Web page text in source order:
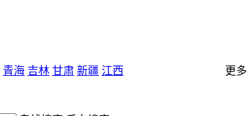
青海 吉林 甘肃 新疆 江西
更多